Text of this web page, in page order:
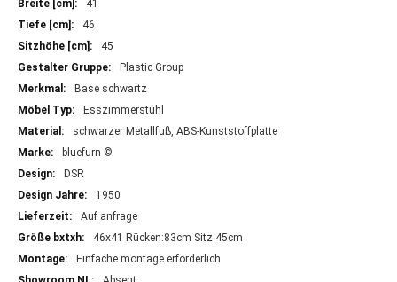
41
46
45
Plastic Group
Base schwartz
Esszimmerstuhl
schwarzer Metallfuß, ABS-Kunststoffplatte
bluefurn ©
DSR
1950
Auf anfrage
46x41 Rücken:83cm Sitz:45cm
Einfache montage erforderlich